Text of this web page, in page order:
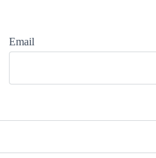
Email